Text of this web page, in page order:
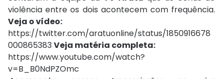
violência entre os dois acontecem com frequência.
Veja o vídeo:
https://twitter.com/aratuonline/status/1850916678
000865383Veja matéria completa:
https://www.youtube.com/watch?
v=B_B0NdPZOmc